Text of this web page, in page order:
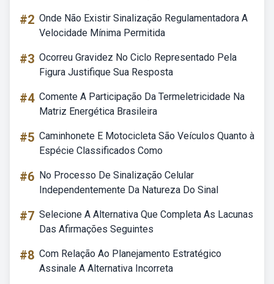
#2 Onde Não Existir Sinalização Regulamentadora A
Velocidade Mínima Permitida
#3 Ocorreu Gravidez No Ciclo Representado Pela
Figura Justifique Sua Resposta
#4 Comente A Participação Da Termeletricidade Na
Matriz Energética Brasileira
#5 Caminhonete E Motocicleta São Veículos Quanto à
Espécie Classificados Como
#6 No Processo De Sinalização Celular
Independentemente Da Natureza Do Sinal
#7 Selecione A Alternativa Que Completa As Lacunas
Das Afirmações Seguintes
#8 Com Relação Ao Planejamento Estratégico
Assinale A Alternativa Incorreta